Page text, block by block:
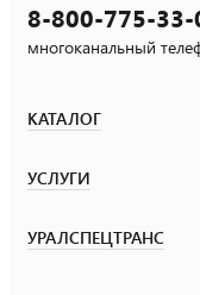
8-800-775-33-
многоканальный
КАТАЛОГ
УСЛУГИ
УРАЛСПЕЦТРАНС